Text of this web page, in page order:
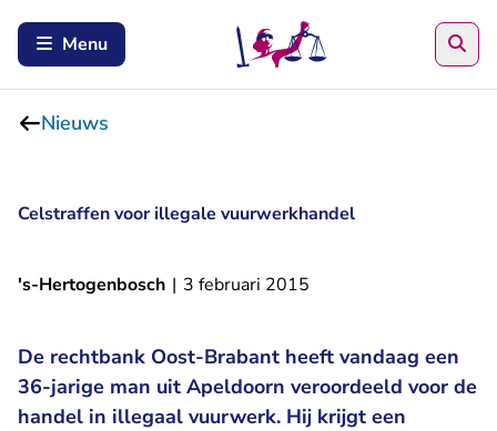
Menu
Nieuws
Celstraffen voor illegale vuurwerkhandel
's-Hertogenbosch | 3 februari 2015
De rechtbank Oost-Brabant heeft vandaag een
36-jarige man uit Apeldoorn veroordeeld voor de
handel in illegaal vuurwerk. Hij krijgt een